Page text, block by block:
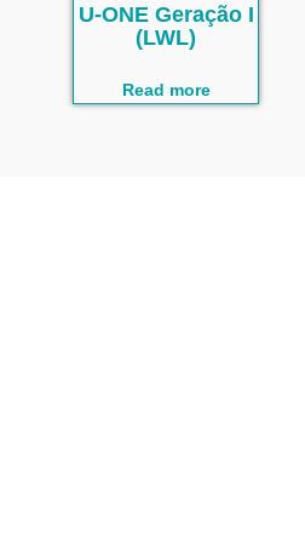
U-ONE Geração I
(LWL)
Read more